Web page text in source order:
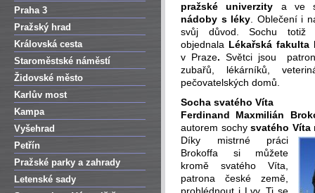
Praha 3
Pražský hrad
Královská cesta
Staroměstské náměstí
Židovské město
Karlův most
Kampa
Vyšehrad
Petřín
Pražské parky a zahrady
Letenské sady
pražské univerzity a ve
nádoby s léky . Oblečení i
svůj důvod. Sochu totiž
objednala Lékařská fakulta
v Praze. Světci jsou
zubařů, lékárníků,
pečovatelských domů.
Socha svatého Víta
Ferdinand Maxmilián
autorem sochysvatého Víta
Díky mistrné práci
Brokoffa si můžete
kromě svatého Víta,
patrona české země,